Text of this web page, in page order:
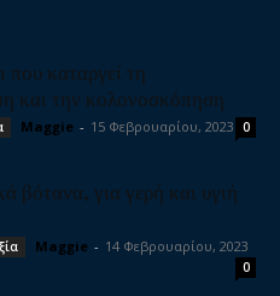
που καταργεί τη
και την κολονοσκόπηση
Maggie - 15 Φεβρουαρίου, 2023 0
βότανα, για γερή και υγιή
Maggie - 14 Φεβρουαρίου, 2023
0